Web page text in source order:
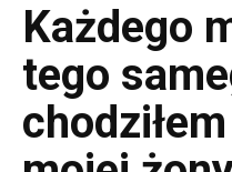
Każdego
tego